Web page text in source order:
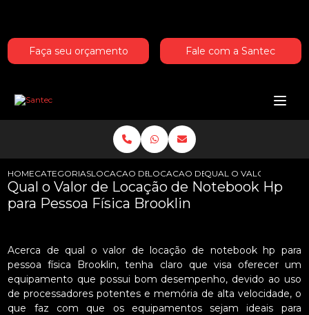
Faça seu orçamento Fale com a Santec
HOMECATEGORIASLOCACAO DE NOTEBOOKS HP
LOCACAO DE NOTEBOOK HP PARA
QUAL O VALOR DE
Qual o Valor de Locação de Notebook Hp
para Pessoa Física Brooklin
Acerca de qual o valor de locação de notebook hp para
pessoa física Brooklin, tenha claro que visa oferecer um
equipamento que possui bom desempenho, devido ao uso
de processadores potentes e memória de alta velocidade, o
que faz com que os equipamentos sejam ideais para